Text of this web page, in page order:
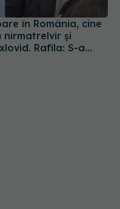
nirmatrelvir și
Rafila: S-a
la